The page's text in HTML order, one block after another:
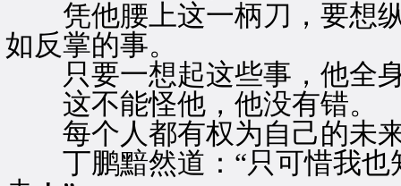
凭他腰上这一柄刀，要想纵
如反掌的事。
只要一想起这些事，他全
这不能怪他，他没有错。
每个人都有权为自己的未来
丁鹏黯然道：“只可惜我也